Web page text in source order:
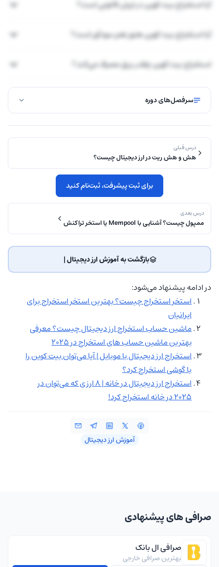
آیا استخراج بیت کوین در ایران قانونی است؟
آیا استخراج بیت کوین هنوز هم سودآور است؟
استخراج بیت کوین چقدر برق مصرف می‌کند؟
سرفصل‌های دوره
درس قبلی
هش و هش ریت در ارز دیجیتال چیست؟
برای ثبت پیشرفت، ثبت‌نام کنید
درس بعدی
ممپول چیست؟ آشنایی با Mempool یا استخر تراکنش
بازگشت به آموزش ارز دیجیتال | ‌
در ادامه پیشنهاد می‌شود:
استخر استخراج چیست؟ بهترین استخر استخراج برای
ایرانیان
ماشین حساب استخراج ارز دیجیتال چیست؟ معرفی
بهترین ماشین حساب های استخراج در 2025
استخراج ارز دیجیتال با موبایل | آیا می‌توان بیت کوین را
با گوشی استخراج کرد؟
استخراج ارز دیجیتال در خانه | ۸ ارزی که می‌توان در
۲۰۲۵ در خانه استخراج کرد!
آموزش ارز دیجیتال
صرافی های پیشنهادی
صرافی ال بانک
بهترین صرافی خارجی